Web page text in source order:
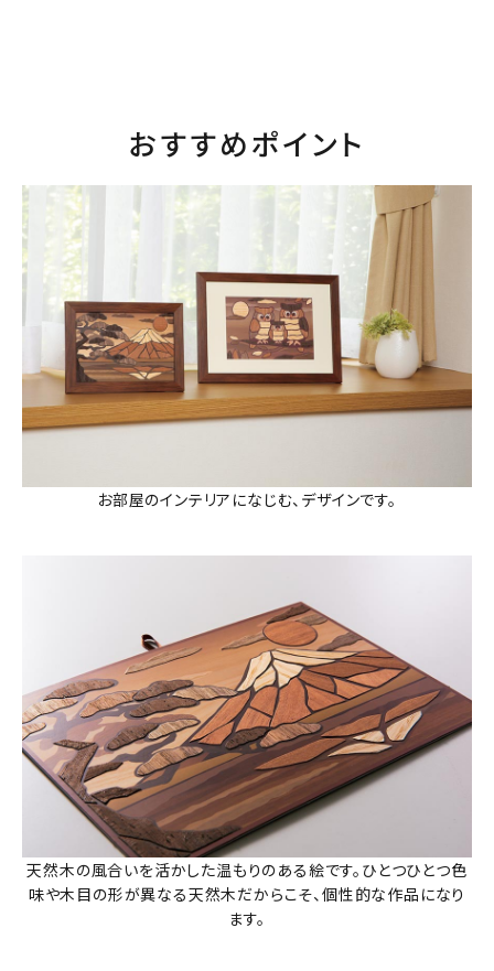
おすすめポイント
お部屋のインテリアになじむ、デザインです。
天然木の風合いを活かした温もりのある絵です。ひとつひとつ色
味や木目の形が異なる天然木だからこそ、個性的な作品になり
ます。